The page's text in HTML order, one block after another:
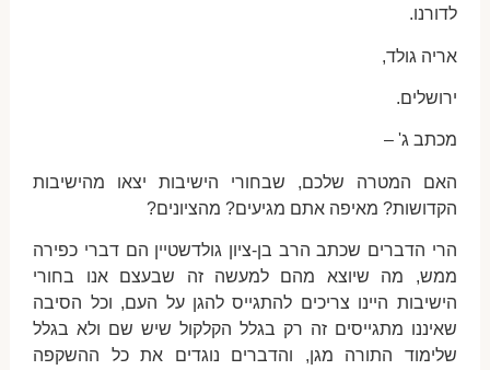
לדורנו.
אריה גולד,
ירושלים.
מכתב ג' –
האם המטרה שלכם, שבחורי הישיבות יצאו מהישיבות
הקדושות? מאיפה אתם מגיעים? מהציונים?
הרי הדברים שכתב הרב בן-ציון גולדשטיין הם דברי כפירה
ממש, מה שיוצא מהם למעשה זה שבעצם אנו בחורי
הישיבות היינו צריכים להתגייס להגן על העם, וכל הסיבה
שאיננו מתגייסים זה רק בגלל הקלקול שיש שם ולא בגלל
שלימוד התורה מגן, והדברים נוגדים את כל ההשקפה